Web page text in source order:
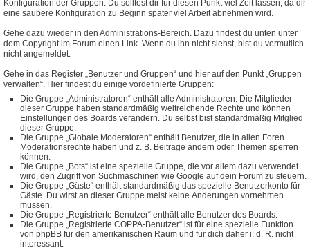
Konfiguration der Gruppen. Du solltest dir für diesen Punkt viel Zeit lassen, da dir
eine saubere Konfiguration zu Beginn später viel Arbeit abnehmen wird.
Gehe dazu wieder in den Administrations-Bereich. Dazu findest du unten unter
dem Copyright im Forum einen Link. Wenn du ihn nicht siehst, bist du vermutlich
nicht angemeldet.
Gehe in das Register „Benutzer und Gruppen“ und hier auf den Punkt „Gruppen
verwalten“. Hier findest du einige vordefinierte Gruppen:
Die Gruppe „Administratoren“ enthält alle Administratoren. Die Mitglieder
dieser Gruppe haben standardmäßig weitreichende Rechte und können
Einstellungen des Boards verändern. Du selbst bist standardmäßig Mitglied
dieser Gruppe.
Die Gruppe „Globale Moderatoren“ enthält Benutzer, die in allen Foren
Moderationsrechte haben und z. B. Beiträge ändern oder Themen sperren
können.
Die Gruppe „Bots“ ist eine spezielle Gruppe, die vor allem dazu verwendet
wird, den Zugriff von Suchmaschinen wie Google auf dein Forum zu steuern.
Die Gruppe „Gäste“ enthält standardmäßig das spezielle Benutzerkonto für
Gäste. Du wirst an dieser Gruppe meist keine Änderungen vornehmen
müssen.
Die Gruppe „Registrierte Benutzer“ enthält alle Benutzer des Boards.
Die Gruppe „Registrierte COPPA-Benutzer“ ist für eine spezielle Funktion
von phpBB für den amerikanischen Raum und für dich daher i. d. R. nicht
interessant.